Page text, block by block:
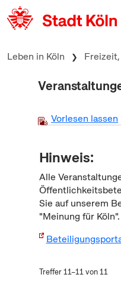
zum Inhalt springen
Leben in Köln
Vorlesen lassen
Hinweis:
Alle
Sie auf unserem
"Meinung für Köln".
Treffer 11–11 von 11